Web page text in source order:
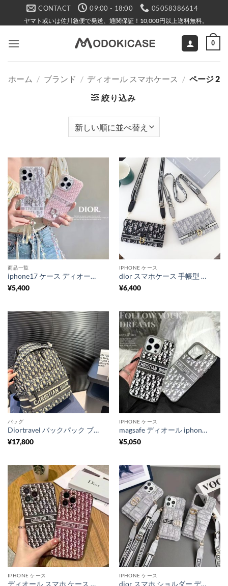
CONTACT 09:00 - 18:00 05058386614
ヤマト或いは佐川急便で発送、通関保証！10,000円以上送料無料。
0
ホーム / ブランド / ディオール スマホケース / ページ 2
絞り込み
商品一覧
iphone17 ケース ディオール iphone17pro/16pro ストラップ 付 ケース iphone16/15 ケース 大人 可愛い ブランド dior iphone15pro/14pro ケース パロディ
¥5,400
IPHONE ケース
dior スマホケース 手帳型 ショルダーストラップ 18pro/iphone17pro ケース ディオール iphone16/15/14ケース ブランド コピー iphone ケース 手帳型 可愛い iphoneケース ブランド レディース ストラップ カードケース付き
¥6,400
バッグ
Diortravel バックパック ブルー ディオール オブリークモンスリ レディース メンズ 人気 40 代 30代 ビジネス リュック ブランドコピー ママ バッグ 芸能人 リュック サック おしゃれ
¥17,800
IPHONE ケース
magsafe ディオール iphone17/16プロ ケース dior オブリーク 携帯ケース 15/14pro スマホケース ブランド かわいい iphoneケース ガラス iphone13ケース 人気 女子
¥5,050
IPHONE ケース
ディオール スマホ ケース dior iphone17/17pro ケース iphone16/16pro ケース ハイ ブランド iphone15/14/13 ケース かわいい iphone ケース ブランド 人気
IPHONE ケース
dior スマホ ショルダー ディオール オブリーク iPhone17/17pro ケース 肩掛け iphone16/16pro max ケース カード ケース 付き iphone15/14/13 ケース 斜めがけ ブランド 背面収納